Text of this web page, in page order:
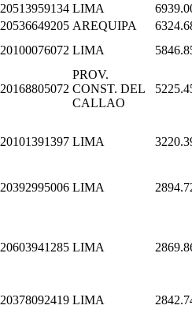
20513959134 LIMA
20536649205 AREQUIPA
20100076072 LIMA
20168805072
PROV.
CONST. DEL
CALLAO
20101391397 LIMA
20392995006 LIMA
20603941285 LIMA
20378092419 LIMA